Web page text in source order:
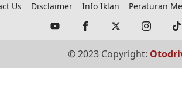
Us Disclaimer Info Iklan Peraturan
© 2023 Copyright: